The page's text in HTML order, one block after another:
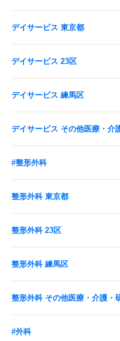
デイサービス 東京都
デイサービス 23区
デイサービス 練馬区
デイサービス その他医療・介
#整形外科
整形外科 東京都
整形外科 23区
整形外科 練馬区
整形外科 その他医療・介護・
#外科